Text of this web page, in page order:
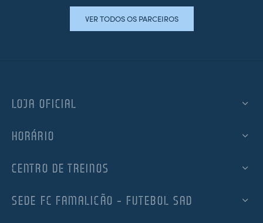
VER TODOS OS PARCEIROS
LOJA OFICIAL
HORÁRIO
CENTRO DE TREINOS
SEDE FC FAMALICÃO – FUTEBOL SAD